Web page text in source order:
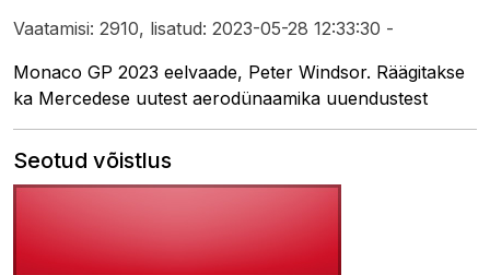
Vaatamisi: 2910, lisatud: 2023-05-28 12:33:30 -
Monaco GP 2023 eelvaade, Peter Windsor. Räägitakse
ka Mercedese uutest aerodünaamika uuendustest
Seotud võistlus